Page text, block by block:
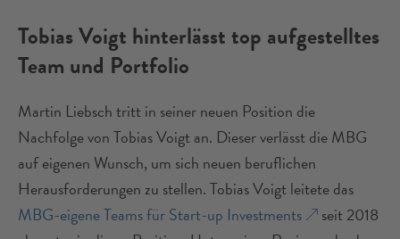
Tobias Voigt hinterlässt top aufgestelltes
Team und Portfolio
Martin Liebsch tritt in seiner neuen Position die
Nachfolge von Tobias Voigt an. Dieser verlässt die MBG
auf eigenen Wunsch, um sich neuen beruflichen
Herausforderungen zu stellen. Tobias Voigt leitete das
MBG-eigene Teams für Start-up Investments
seit 2018